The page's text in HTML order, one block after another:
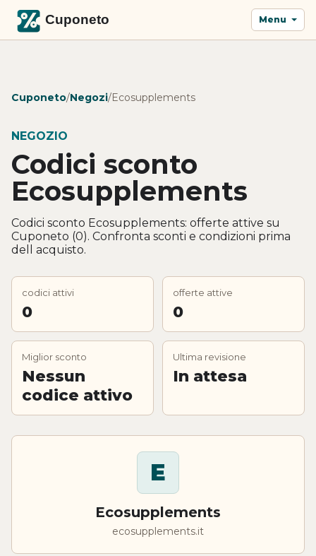
Menu
Cuponeto/Negozi/Ecosupplements
NEGOZIO
Codici sconto
Ecosupplements
Codici sconto Ecosupplements: offerte attive su
Cuponeto (0). Confronta sconti e condizioni prima
dell acquisto.
codici attivi
0
offerte attive
0
Miglior sconto
Nessun
codice attivo
Ultima revisione
In attesa
E
Ecosupplements
ecosupplements.it